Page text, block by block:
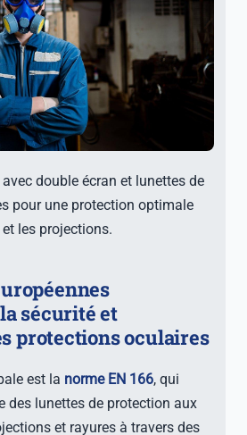
double écran et lunettes de
pour une protection optimale
les projections.
sécurité et
protections oculaires
est la norme EN 166, qui
des lunettes de protection aux
et rayures à travers des